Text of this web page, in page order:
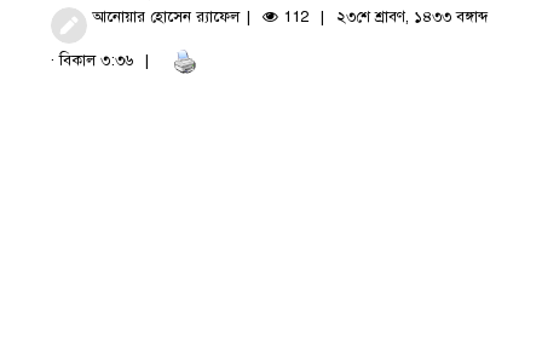
আনোয়ার হোসেন র‍্যাফেল 112 ২৩শে শ্রাবণ, ১৪৩৩ বঙ্গাব্দ
· বিকাল ৩:৩৬